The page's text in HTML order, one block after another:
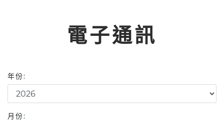
電子通訊
年份:
月份: